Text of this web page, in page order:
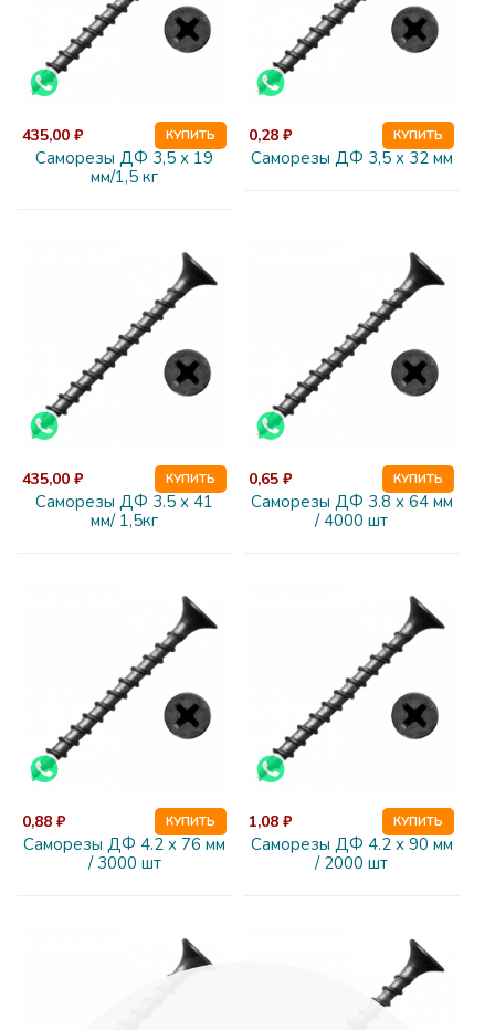
435,00 ₽ КУПИТЬ
Саморезы ДФ 3,5 х 19
мм/1,5 кг
0,28 ₽ КУПИТЬ
Саморезы ДФ 3,5 х 32 мм
435,00 ₽ КУПИТЬ
Саморезы ДФ 3.5 х 41
мм/ 1,5кг
0,65 ₽ КУПИТЬ
Саморезы ДФ 3.8 х 64 мм
/ 4000 шт
0,88 ₽ КУПИТЬ
Саморезы ДФ 4.2 х 76 мм
/ 3000 шт
1,08 ₽ КУПИТЬ
Саморезы ДФ 4.2 х 90 мм
/ 2000 шт